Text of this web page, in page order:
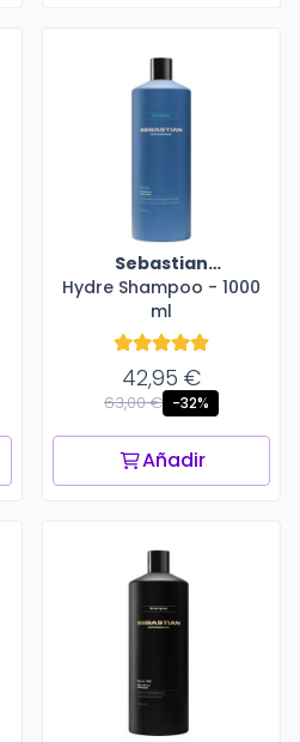
Sebastian
Professional
Hydre Shampoo - 1000
ml
42,95 €
63,00 € -32%
Añadir